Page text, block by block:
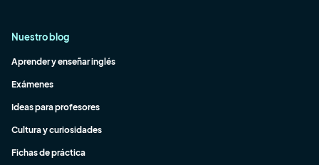
Nuestro blog
Aprender y enseñar inglés
Exámenes
Ideas para profesores
Cultura y curiosidades
Fichas de práctica